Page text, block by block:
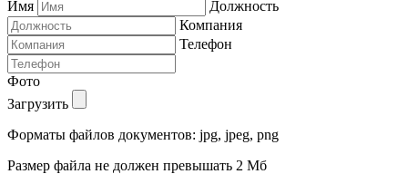
Имя
Должность
Компания
Телефон
Фото
Загрузить
Форматы файлов документов: jpg, jpeg, png
Размер файла не должен превышать 2 Мб